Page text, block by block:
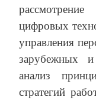
цифровых
управления
зарубежных и
анализ
стратегий